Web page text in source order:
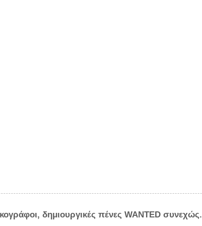
δημιουργικές πένες WANTED συνεχώς.